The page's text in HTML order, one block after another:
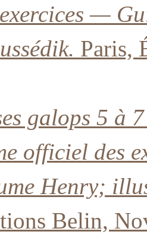
—
Paris,
galops 5 à
officiel des
Henry;
Belin,